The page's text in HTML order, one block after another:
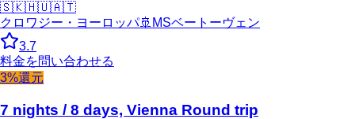
🇸🇰🇭🇺🇦🇹
クロワジー・ヨーロッパ🚢 MSベートーヴェン
3.7
料金を問い合わせる
3%還元
7 nights / 8 days, Vienna Round trip